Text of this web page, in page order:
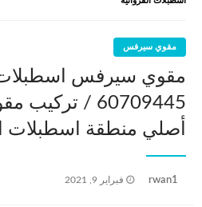
مقوي سيرفس
مقوي سيرفس اسطبلات
أصلي منطقة اسطبلات
rwan1
نُشر
فبراير 9, 2021